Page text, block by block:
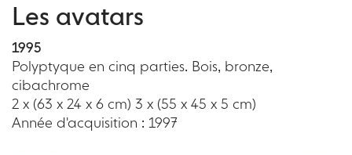
content
Les avatars
1995
Polyptyque en cinq parties. Bois, bronze,
cibachrome
2 x (63 x 24 x 6 cm) 3 x (55 x 45 x 5 cm)
Année d'acquisition : 1997